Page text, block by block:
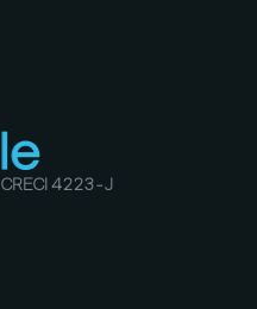
CRECI 4223-J